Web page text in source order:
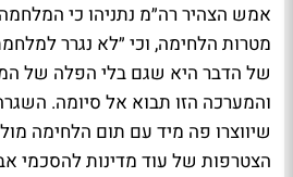
אמש הצהיר רה״מ נתניהו כי
מטרות הלחימה, וכי ״לא נגרר
של הדבר היא שגם בלי הפלה של
והמערכה הזו תבוא אל סיומה.
שיווצרו פה מיד עם תום הלחימה
הצטרפות של עוד מדינות להסכמי